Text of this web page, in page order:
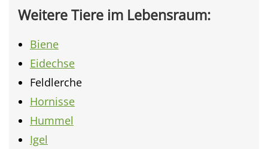
Weitere Tiere im Lebensraum:
Biene
Eidechse
Feldlerche
Hornisse
Hummel
Igel